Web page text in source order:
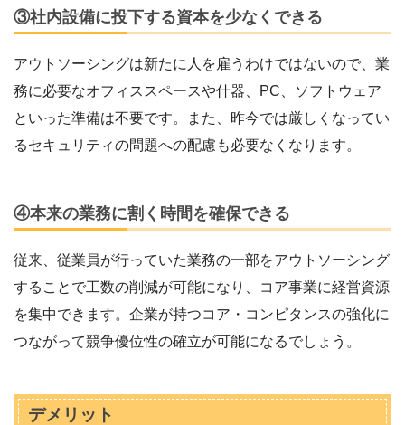
③社内設備に投下する資本を少なくできる
アウトソーシングは新たに人を雇うわけではないので、業
務に必要なオフィススペースや什器、PC、ソフトウェア
といった準備は不要です。また、昨今では厳しくなってい
るセキュリティの問題への配慮も必要なくなります。
④本来の業務に割く時間を確保できる
従来、従業員が行っていた業務の一部をアウトソーシング
することで工数の削減が可能になり、コア事業に経営資源
を集中できます。企業が持つコア・コンピタンスの強化に
つながって競争優位性の確立が可能になるでしょう。
デメリット